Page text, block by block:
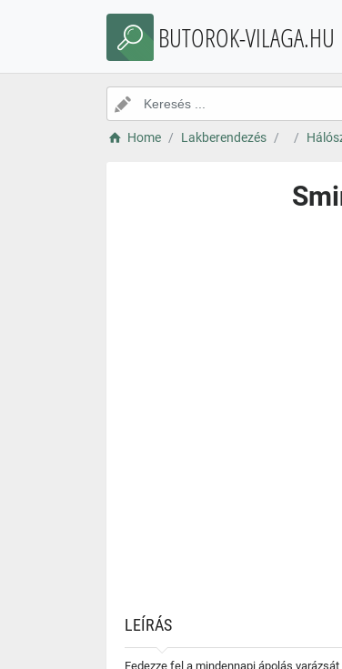
BUTOROK-VILAGA.HU
Home Lakberendezés
LEÍRÁS
Fedezze fel a mindennapi ápolás